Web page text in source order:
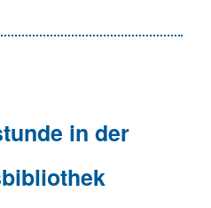
in der